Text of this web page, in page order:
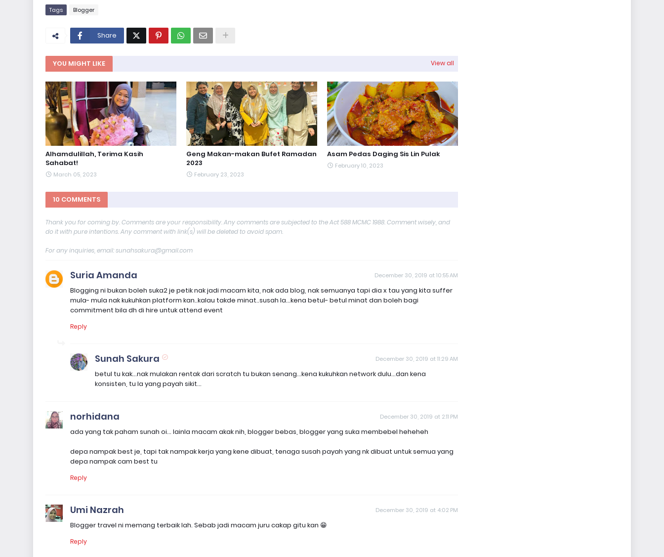
Tags Blogger
Share
YOU MIGHT LIKE View all
Alhamdulillah, Terima Kasih
Sahabat!
March 05, 2023
Geng Makan-makan Bufet Ramadan
2023
February 23, 2023
Asam Pedas Daging Sis Lin Pulak
February 10, 2023
10 COMMENTS
Thank you for coming by. Comments are your responsibility. Any comments are subjected to the Act 588 MCMC 1988. Comment wisely, and
do it with pure intentions. Any comment with link(s) will be deleted to avoid spam.
For any inquiries, email: sunahsakura@gmail.com
Suria Amanda December 30, 2019 at 10:55 AM
Blogging ni bukan boleh suka2 je petik nak jadi macam kita, nak ada blog, nak semuanya tapi dia x tau yang kita suffer
mula- mula nak kukuhkan platform kan..kalau takde minat..susah la...kena betul- betul minat dan boleh bagi
commitment bila dh di hire untuk attend event
Reply
Sunah Sakura December 30, 2019 at 11:29 AM
betul tu kak...nak mulakan rentak dari scratch tu bukan senang...kena kukuhkan network dulu...dan kena
konsisten, tu la yang payah sikit...
norhidana December 30, 2019 at 2:11 PM
ada yang tak paham sunah oi... lainla macam akak nih, blogger bebas, blogger yang suka membebel heheheh
depa nampak best je, tapi tak nampak kerja yang kene dibuat, tenaga susah payah yang nk dibuat untuk semua yang
depa nampak cam best tu
Reply
Umi Nazrah December 30, 2019 at 4:02 PM
Blogger travel ni memang terbaik lah. Sebab jadi macam juru cakap gitu kan 😁
Reply